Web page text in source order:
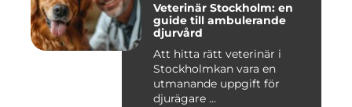
Veterinär Stockholm: en
guide till ambulerande
djurvård
Att hitta rätt veterinär i
Stockholmkan vara en
utmanande uppgift för
djurägare ...